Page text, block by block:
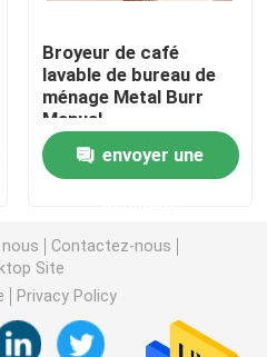
tactileBroyeur de café
lavable de bureau de
ménage Metal Burr
Manual
envoyer une
Contactez-nous
Site
Privacy Policy